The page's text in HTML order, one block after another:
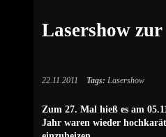
Lasershow
22.11.2011 Tags: Lasershow
Zum 27. Mal hieß es am
Jahr waren wieder